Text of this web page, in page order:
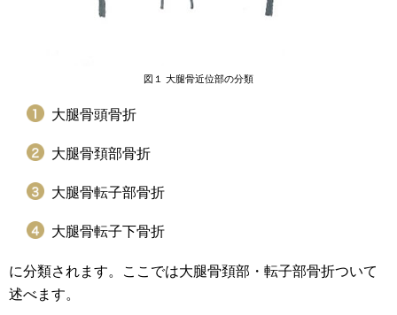
図１ 大腿骨近位部の分類
大腿骨頭骨折
大腿骨頚部骨折
大腿骨転子部骨折
大腿骨転子下骨折
に分類されます。ここでは大腿骨頚部・転子部骨折ついて
述べます。